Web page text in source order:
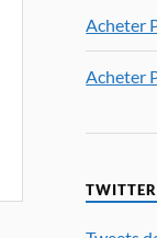
Acheter
Acheter
TWITTER